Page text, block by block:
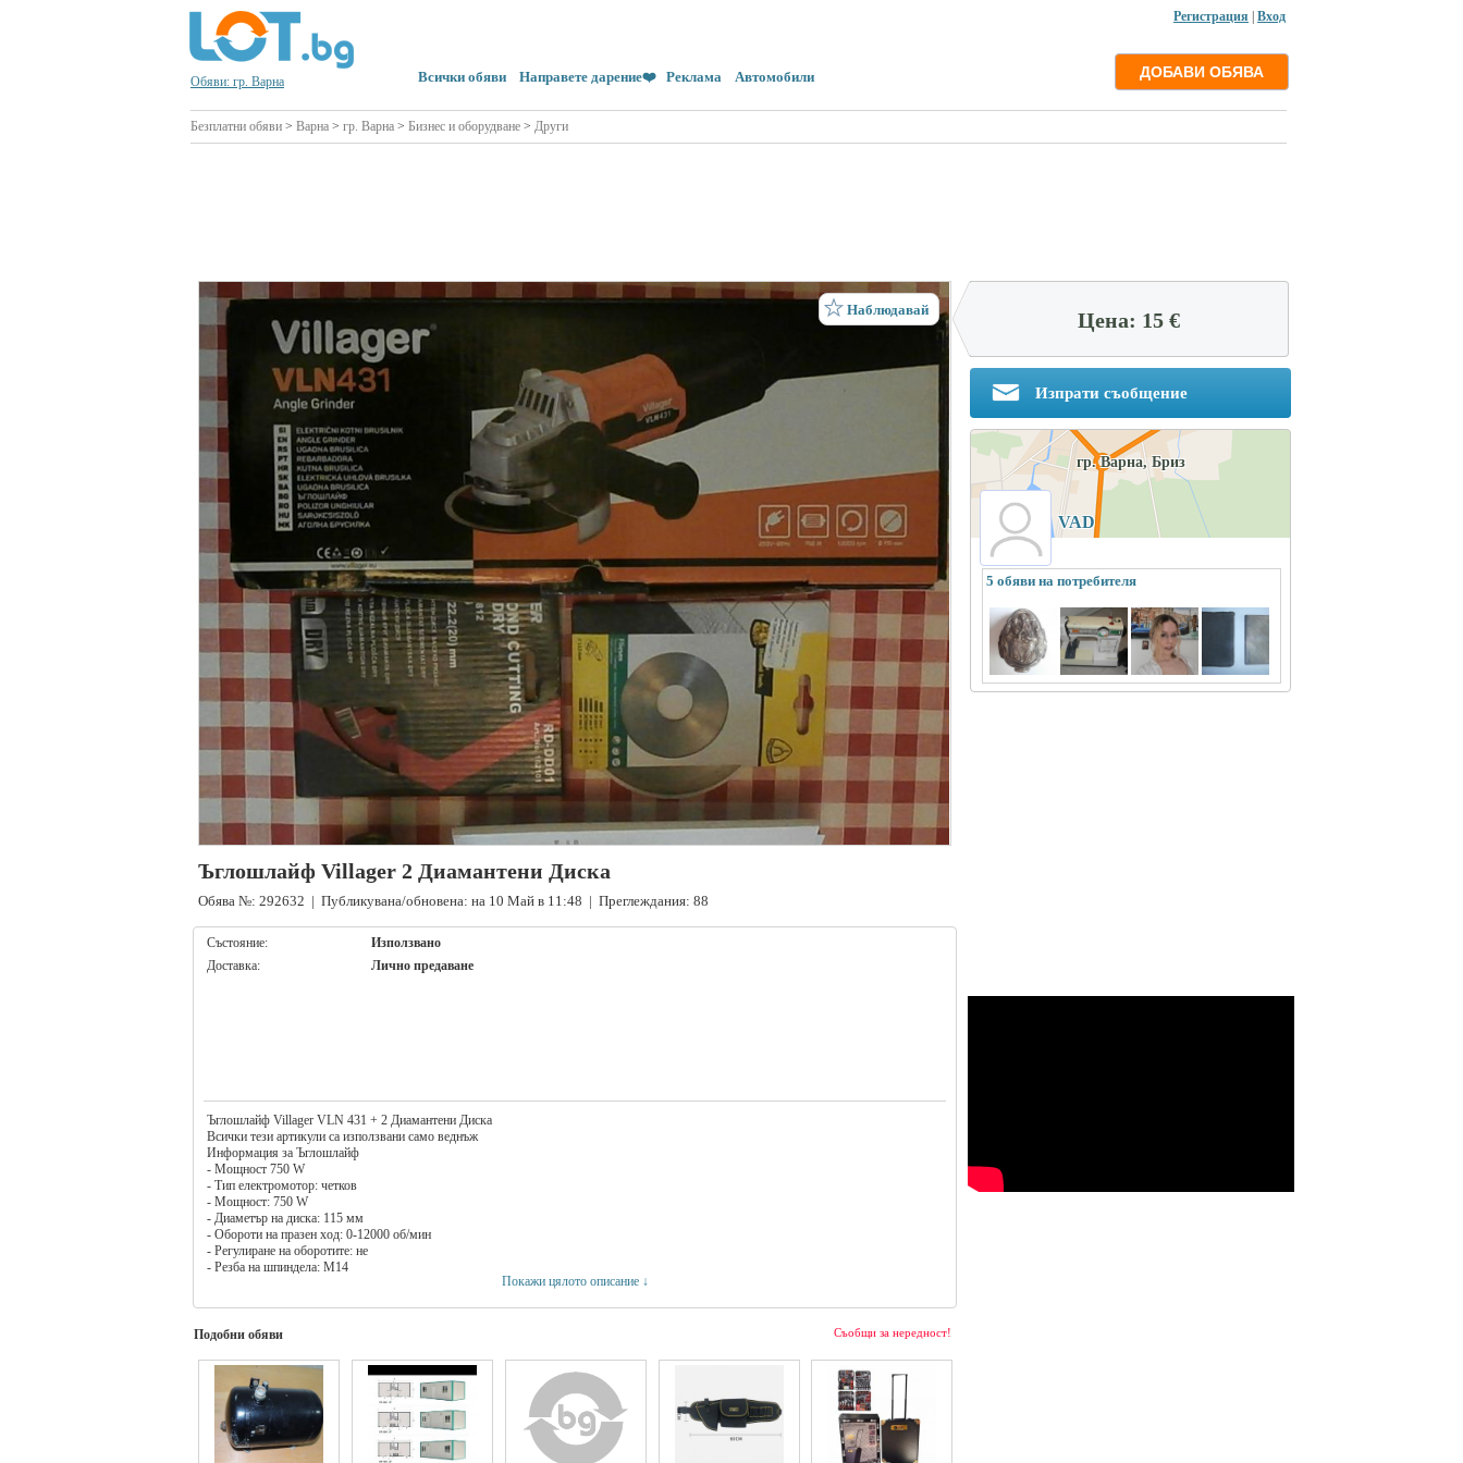
Регистрация Вход
Обяви: гр. Варна Всички обяви Направете дарение❤️ Реклама Автомобили
Безплатни обяви > Варна > гр. Варна > Бизнес и оборудване > Други
Наблюдавай
Ъглошлайф Villager 2 Диамантени Диска
Обява №: 292632 | Публикувана/обновена: на 10 Май в 11:48 | Преглеждания: 88
Състояние:
Използвано
Доставка:
Лично предаване
Ъглошлайф Villager VLN 431 + 2 Диамантени Диска
Всички тези артикули са използвани само веднъж
Информация за Ъглошлайф
- Мощност 750 W
- Тип електромотор: четков
- Мощност: 750 W
- Диаметър на диска: 115 мм
- Обороти на празен ход: 0-12000 об/мин
- Регулиране на оборотите: не
- Резба на шпиндела: М14
Лично предаване в Варна
Покажи цялото описание ↓
Съобщи за нередност!
Подобни обяви
Цена: 15 €
Изпрати съобщение
гр. Варна, Бриз
VAD
5 обяви на потребителя